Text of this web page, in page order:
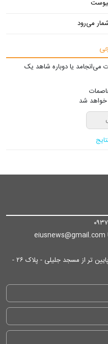
می‌رود
می‌انجامد یا دوباره شاهد یک
شد
آدرس: تهران/ انتهای خیابان ایرانشهر - پایین تر از مسجد جلیلی - پلاک ۲۶ -